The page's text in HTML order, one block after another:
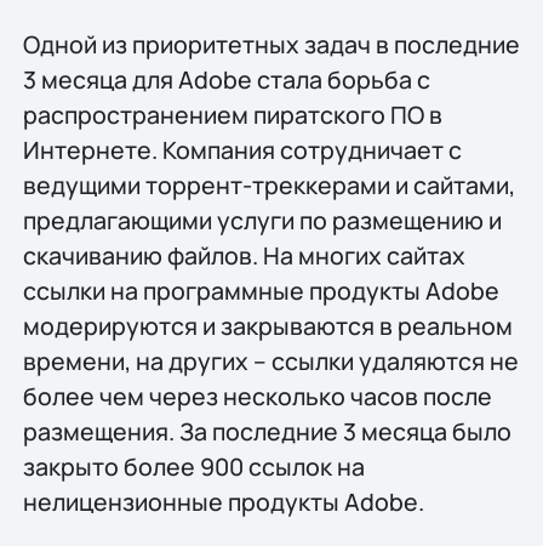
Одной из приоритетных задач в последние
3 месяца для Adobe стала борьба с
распространением пиратского ПО в
Интернете. Компания сотрудничает с
ведущими торрент-треккерами и сайтами,
предлагающими услуги по размещению и
скачиванию файлов. На многих сайтах
ссылки на программные продукты Adobe
модерируются и закрываются в реальном
времени, на других – ссылки удаляются не
более чем через несколько часов после
размещения. За последние 3 месяца было
закрыто более 900 ссылок на
нелицензионные продукты Adobe.